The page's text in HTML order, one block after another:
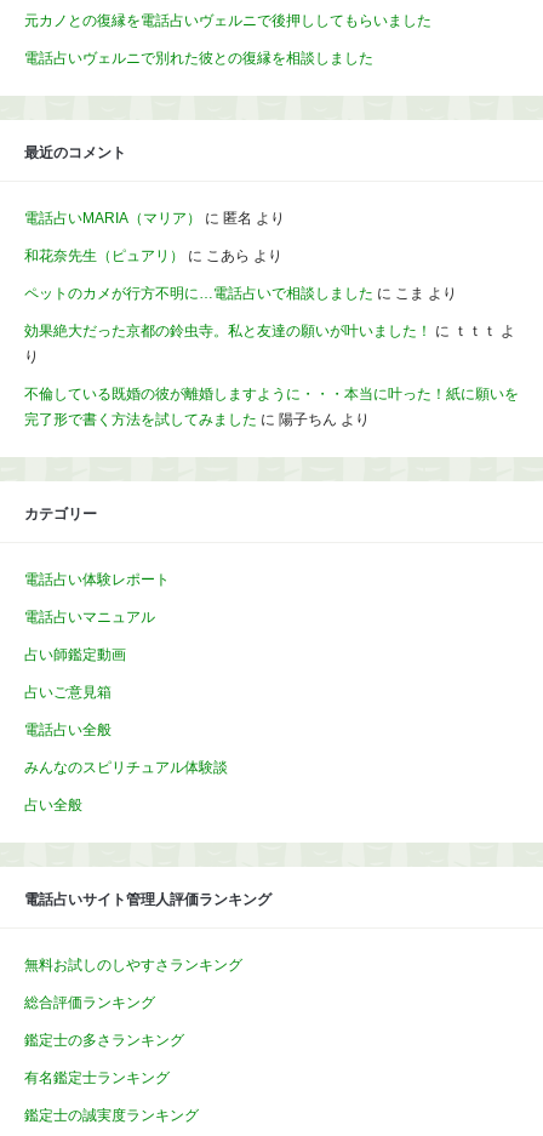
元カノとの復縁を電話占いヴェルニで後押ししてもらいました
電話占いヴェルニで別れた彼との復縁を相談しました
最近のコメント
電話占いMARIA（マリア） に 匿名 より
和花奈先生（ピュアリ） に こあら より
ペットのカメが行方不明に…電話占いで相談しました に こま より
効果絶大だった京都の鈴虫寺。私と友達の願いが叶いました！ に ｔｔｔ よ
り
不倫している既婚の彼が離婚しますように・・・本当に叶った！紙に願いを
完了形で書く方法を試してみました に 陽子ちん より
カテゴリー
電話占い体験レポート
電話占いマニュアル
占い師鑑定動画
占いご意見箱
電話占い全般
みんなのスピリチュアル体験談
占い全般
電話占いサイト管理人評価ランキング
無料お試しのしやすさランキング
総合評価ランキング
鑑定士の多さランキング
有名鑑定士ランキング
鑑定士の誠実度ランキング